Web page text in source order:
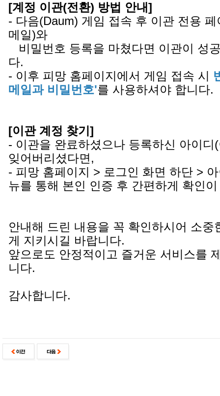
[계정 이관(전환) 방법 안내]
- 다음(Daum) 게임 접속 후 이관 전용
메일)와
비밀번호 등록을 마쳤다면 이관이 성
다.
- 이후 피망 홈페이지에서 게임 접속 시
메일과 비밀번호'를 사용하셔야 합니다.
[이관 계정 찾기]
- 이관을 완료하셨으나 등록하신 아이디
잊어버리셨다면,
- 피망 홈페이지 > 로그인 화면 하단 >
뉴를 통해 본인 인증 후 간편하게 확인
안내해 드린 내용을 꼭 확인하시어 소중
게 지키시길 바랍니다.
앞으로도 안정적이고 즐거운 서비스를
니다.
감사합니다.